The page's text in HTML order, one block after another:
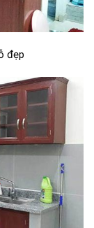
đẹp